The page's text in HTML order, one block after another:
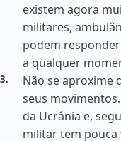
existem agora
militares,
podem
a qualquer
Não se aproxime
seus
da Ucrânia e,
militar tem pouca